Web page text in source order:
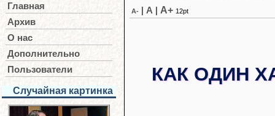
Главная
Архив
О нас
Дополнительно
Пользователи
Случайная картинка
A- A A+ 12pt
КАК ОДИН